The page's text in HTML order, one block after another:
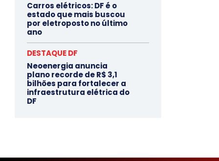
Carros elétricos: DF é o
estado que mais buscou
por eletroposto no último
ano
DESTAQUE DF
Neoenergia anuncia
plano recorde de R$ 3,1
bilhões para fortalecer a
infraestrutura elétrica do
DF